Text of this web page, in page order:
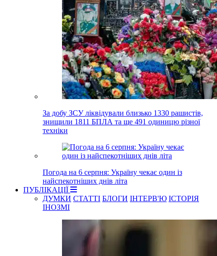
За добу ЗСУ ліквідували близько 1330 рашистів,
знищили 1811 БПЛА та ще 491 одиницю різної
техніки
Погода на 6 серпня: Україну чекає один із
найспекотніших днів літа
ПУБЛІКАЦІЇ
ДУМКИ СТАТТІ БЛОГИ ІНТЕРВ'Ю ІСТОРІЯ
ІНОЗМІ